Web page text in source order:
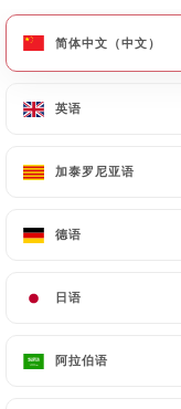
简体中文（中文）
英语
加泰罗尼亚语
德语
日语
阿拉伯语
简体中文（中文）
英语
加泰罗尼亚语
德语
日语
阿拉伯语